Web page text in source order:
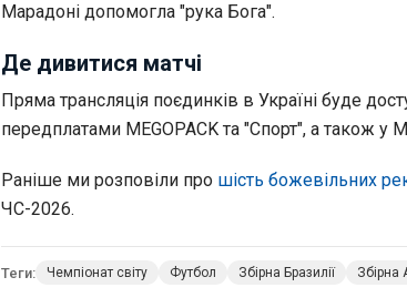
Марадоні допомогла "рука Бога".
Де дивитися матчі
Пряма трансляція поєдинків в Україні буде
передплатами MEGOPACK та "Спорт", а також у
Раніше ми розповіли про шість божевільних
ЧС-2026.
Теги: Чемпіонат світу Футбол Збірна Бразилії Збірна